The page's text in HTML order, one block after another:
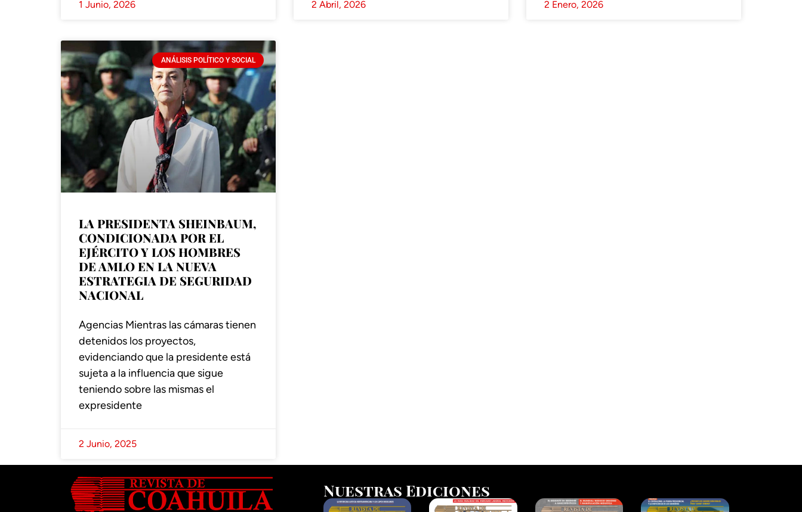
1 Junio, 2026 2 Abril, 2026 2 Enero, 2026
ANÁLISIS POLÍTICO Y SOCIAL
LA PRESIDENTA SHEINBAUM,
CONDICIONADA POR EL
EJÉRCITO Y LOS HOMBRES
DE AMLO EN LA NUEVA
ESTRATEGIA DE SEGURIDAD
NACIONAL
Agencias Mientras las cámaras tienen
detenidos los proyectos,
evidenciando que la presidente está
sujeta a la influencia que sigue
teniendo sobre las mismas el
expresidente
2 Junio, 2025
Nuestras Ediciones